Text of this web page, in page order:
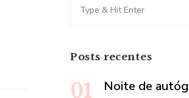
Search
for:
Posts recentes
Noite de